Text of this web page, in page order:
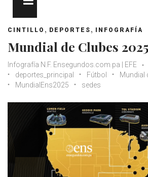
CINTILLO , DEPORTES , INFOGRAFÍA
Mundial de Clubes
Infografía N.F. Ensegundos.com.pa | EFE
deportes_principal
Fútbol
Mundial
MundialEns2025
sedes